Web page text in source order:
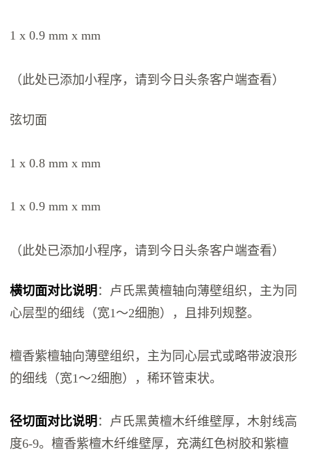
1 x 0.9 mm x mm
（此处已添加小程序，请到今日头条客户端查看）
弦切面
1 x 0.8 mm x mm
1 x 0.9 mm x mm
（此处已添加小程序，请到今日头条客户端查看）
横切面对比说明 ：卢氏黑黄檀轴向薄壁组织，主为同
心层型的细线（宽1～2细胞），且排列规整。
檀香紫檀轴向薄壁组织，主为同心层式或略带波浪形
的细线（宽1～2细胞），稀环管束状。
径切面对比说明 ：卢氏黑黄檀木纤维壁厚，木射线高
度6-9。檀香紫檀木纤维壁厚，充满红色树胶和紫檀